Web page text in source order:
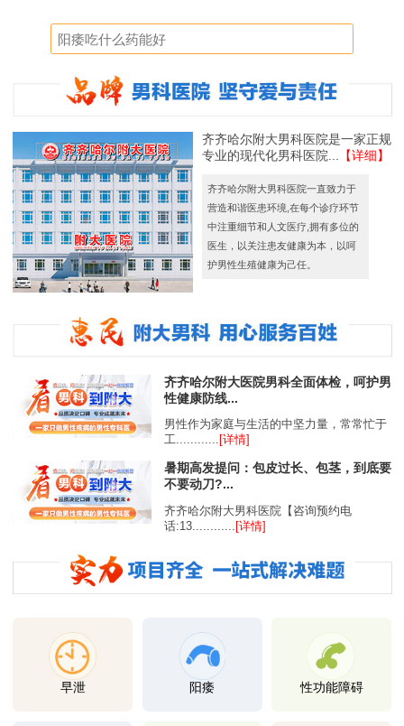
齐齐哈尔附大男科医院是一家正规
专业的现代化男科医院...
【详细】
齐齐哈尔附大男科医院一直致力于
营造和谐医患环境,在每个诊疗环节
中注重细节和人文医疗,拥有多位的
医生，以关注患友健康为本，以呵
护男性生殖健康为己任。
齐齐哈尔附大医院男科全面体检，呵护男
性健康防线...
男性作为家庭与生活的中坚力量，常常忙于
工............ [详情]
暑期高发提问：包皮过长、包茎，到底要
不要动刀?...
齐齐哈尔附大男科医院【咨询预约电
话:13............
[详情]
早泄 阳痿 性功能障碍